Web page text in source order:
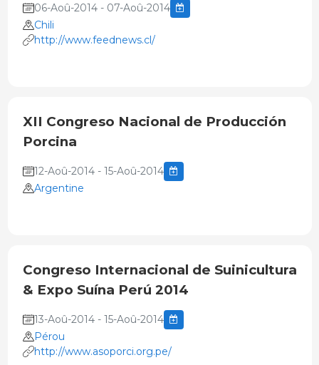
06-Aoû-2014 - 07-Aoû-2014
Chili
http://www.feednews.cl/
XII Congreso Nacional de Producción
Porcina
12-Aoû-2014 - 15-Aoû-2014
Argentine
Congreso Internacional de Suinicultura
& Expo Suína Perú 2014
13-Aoû-2014 - 15-Aoû-2014
Pérou
http://www.asoporci.org.pe/